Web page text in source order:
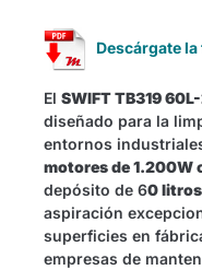
Descárgate
El SWIFT TB319
diseñado para la
entornos
motores de 1.200W
depósito de 60 litros
aspiración
superficies en
empresas de